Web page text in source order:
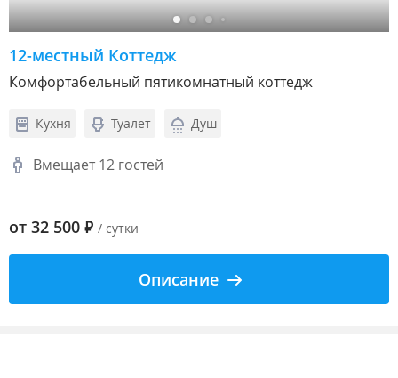
12-местный Коттедж
Комфортабельный пятикомнатный коттедж
Кухня Туалет Душ
Вмещает 12 гостей
от 32 500 ₽ / сутки
Описание